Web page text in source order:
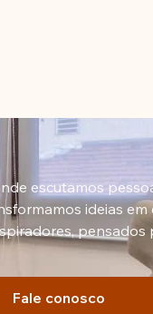
escutamos
ideias em
pensados
Fale conosco